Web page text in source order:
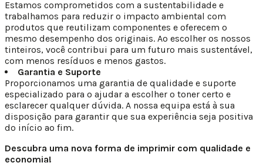
Estamos comprometidos com a sustentabilidade e
trabalhamos para reduzir o impacto ambiental com
produtos que reutilizam componentes e oferecem o
mesmo desempenho dos originais. Ao escolher os nossos
tinteiros, você contribui para um futuro mais sustentável,
com menos resíduos e menos gastos.
Garantia e Suporte
Proporcionamos uma garantia de qualidade e suporte
especializado para o ajudar a escolher o toner certo e
esclarecer qualquer dúvida. A nossa equipa está à sua
disposição para garantir que sua experiência seja positiva
do início ao fim.
Descubra uma nova forma de imprimir com qualidade e
economia!